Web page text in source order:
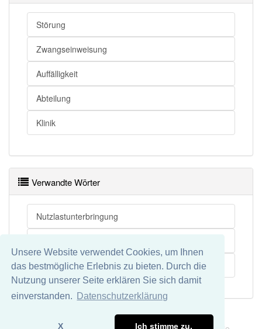
Unsere Website verwendet Cookies, um Ihnen
das bestmögliche Erlebnis zu bieten. Durch die
Nutzung unserer Seite erklären Sie sich damit
einverstanden.
Datenschutzerklärung
X Ich stimme zu.
Störung
Zwangseinweisung
Auffälligkeit
Abteilung
Klinik
Verwandte Wörter
Nutzlastunterbringung
Zwangsunterbringung
Datenschutz